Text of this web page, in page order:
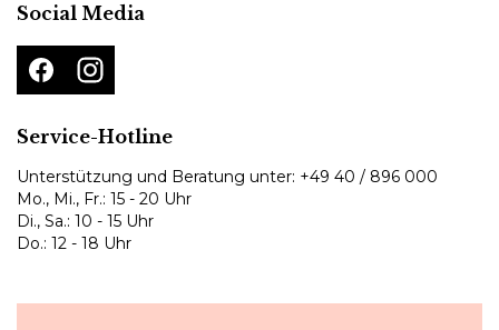
Social Media
Service-Hotline
Unterstützung und Beratung unter: +49 40 / 896 000
Mo., Mi., Fr.: 15 - 20 Uhr
Di., Sa.: 10 - 15 Uhr
Do.: 12 - 18 Uhr